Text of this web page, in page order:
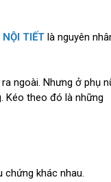
NỘI TIẾT là nguyên
ngoài. Nhưng ở phụ
Kéo theo đó là những
khác nhau.